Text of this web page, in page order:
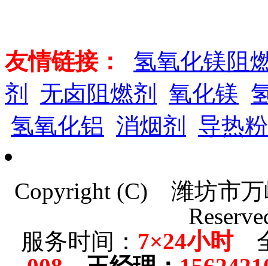
友情链接：
氢氧化镁阻
剂
无卤阻燃剂 氧化镁
氢氧化铝 消烟剂 导热粉
Copyright (C) 潍坊市
服务时间： 7×24小时全